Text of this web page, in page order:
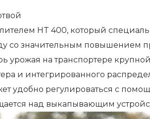
HT 400, который
со значительным повышением
на транспортере
и интегрированного
удобно регулироваться с
над выкапывающим